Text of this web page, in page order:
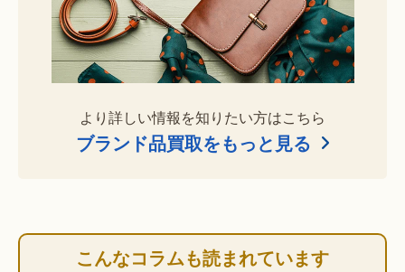
より詳しい情報を知りたい方はこちら
ブランド品買取をもっと見る
こんなコラムも読まれています